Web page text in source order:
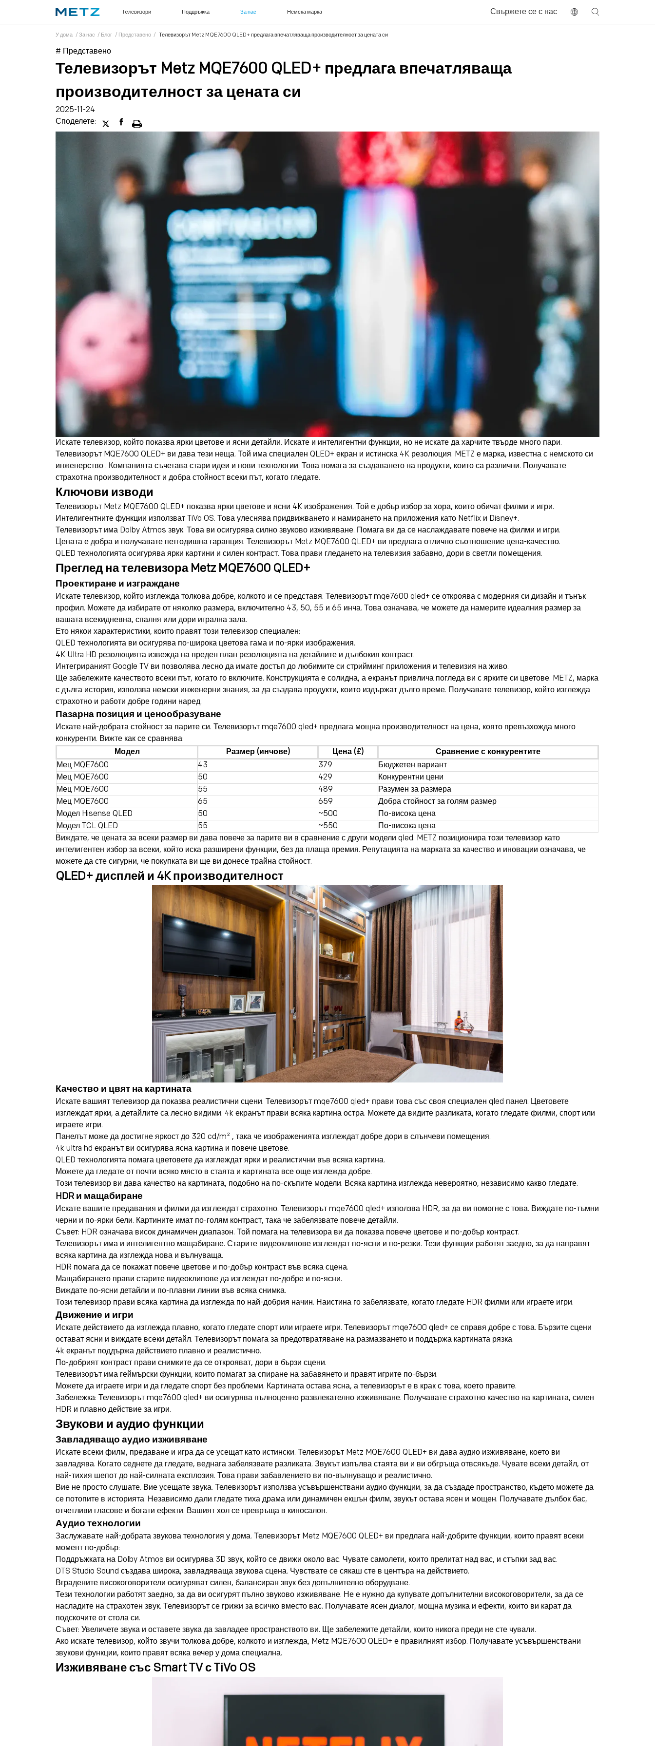
Teлевизори Поддръжка За нас Немска марка Свържете се с нас
У дома / За нас / Блог / Представено / Телевизорът Metz MQE7600 QLED+ предлага впечатляваща производителност за цената си
# Представено
Телевизорът Metz MQE7600 QLED+ предлага впечатляваща
производителност за цената си
2025-11-24
Споделете:
Искате телевизор, който показва ярки цветове и ясни детайли. Искате и интелигентни функции, но не искате да харчите твърде много пари.
Телевизорът MQE7600 QLED+ ви дава тези неща. Той има специален QLED+ екран и истинска 4K резолюция. METZ е марка, известна с немското си
инженерство . Компанията съчетава стари идеи и нови технологии. Това помага за създаването на продукти, които са различни. Получавате
страхотна производителност и добра стойност всеки път, когато гледате.
Ключови изводи
Телевизорът Metz MQE7600 QLED+ показва ярки цветове и ясни 4K изображения. Той е добър избор за хора, които обичат филми и игри.
Интелигентните функции използват TiVo OS. Това улеснява придвижването и намирането на приложения като Netflix и Disney+.
Телевизорът има Dolby Atmos звук. Това ви осигурява силно звуково изживяване. Помага ви да се наслаждавате повече на филми и игри.
Цената е добра и получавате петгодишна гаранция. Телевизорът Metz MQE7600 QLED+ ви предлага отлично съотношение цена-качество.
QLED технологията осигурява ярки картини и силен контраст. Това прави гледането на телевизия забавно, дори в светли помещения.
Преглед на телевизора Metz MQE7600 QLED+
Проектиране и изграждане
Искате телевизор, който изглежда толкова добре, колкото и се представя. Телевизорът mqe7600 qled+ се откроява с модерния си дизайн и тънък
профил. Можете да избирате от няколко размера, включително 43, 50, 55 и 65 инча. Това означава, че можете да намерите идеалния размер за
вашата всекидневна, спалня или дори игрална зала.
Ето някои характеристики, които правят този телевизор специален:
QLED технологията ви осигурява по-широка цветова гама и по-ярки изображения.
4K Ultra HD резолюцията извежда на преден план резолюцията на детайлите и дълбокия контраст.
Интегрираният Google TV ви позволява лесно да имате достъп до любимите си стрийминг приложения и телевизия на живо.
Ще забележите качеството всеки път, когато го включите. Конструкцията е солидна, а екранът привлича погледа ви с ярките си цветове. METZ, марка
с дълга история, използва немски инженерни знания, за да създава продукти, които издържат дълго време. Получавате телевизор, който изглежда
страхотно и работи добре години наред.
Пазарна позиция и ценообразуване
Искате най-добрата стойност за парите си. Телевизорът mqe7600 qled+ предлага мощна производителност на цена, която превъзхожда много
конкуренти. Вижте как се сравнява:
Модел
Размер (инчове) Цена (£)
Сравнение с конкурентите
Мец MQE7600
43 379
Бюджетен вариант
Мец MQE7600
50 429
Конкурентни цени
Мец MQE7600
55 489
Разумен за размера
Мец MQE7600
65 659
Добра стойност за голям размер
Модел Hisense QLED
50 ~500
По-висока цена
Модел TCL QLED
55 ~550
По-висока цена
Виждате, че цената за всеки размер ви дава повече за парите ви в сравнение с други модели qled. METZ позиционира този телевизор като
интелигентен избор за всеки, който иска разширени функции, без да плаща премия. Репутацията на марката за качество и иновации означава, че
можете да сте сигурни, че покупката ви ще ви донесе трайна стойност.
QLED+ дисплей и 4K производителност
Качество и цвят на картината
Искате вашият телевизор да показва реалистични сцени. Телевизорът mqe7600 qled+ прави това със своя специален qled панел. Цветовете
изглеждат ярки, а детайлите са лесно видими. 4k екранът прави всяка картина остра. Можете да видите разликата, когато гледате филми, спорт или
играете игри.
Панелът може да достигне яркост до 320 cd/m² , така че изображенията изглеждат добре дори в слънчеви помещения.
4kultra hd екранът ви осигурява ясна картина и повече цветове.
QLED технологията помага цветовете да изглеждат ярки и реалистични във всяка картина.
Можете да гледате от почти всяко място в стаята и картината все още изглежда добре.
Този телевизор ви дава качество на картината, подобно на по-скъпите модели. Всяка картина изглежда невероятно, независимо какво гледате.
HDR и мащабиране
Искате вашите предавания и филми да изглеждат страхотно. Телевизорът mqe7600 qled+ използва HDR, за да ви помогне с това. Виждате по-тъмни
черни и по-ярки бели. Картините имат по-голям контраст, така че забелязвате повече детайли.
Съвет: HDR означава висок динамичен диапазон. Той помага на телевизора ви да показва повече цветове и по-добър контраст.
Телевизорът има и интелигентно мащабиране. Старите видеоклипове изглеждат по-ясни и по-резки. Тези функции работят заедно, за да направят
всяка картина да изглежда нова и вълнуваща.
HDR помага да се покажат повече цветове и по-добър контраст във всяка сцена.
Мащабирането прави старите видеоклипове да изглеждат по-добре и по-ясни.
Виждате по-ясни детайли и по-плавни линии във всяка снимка.
Този телевизор прави всяка картина да изглежда по най-добрия начин. Наистина го забелязвате, когато гледате HDR филми или играете игри.
Движение и игри
Искате действието да изглежда плавно, когато гледате спорт или играете игри. Телевизорът mqe7600 qled+ се справя добре с това. Бързите сцени
остават ясни и виждате всеки детайл. Телевизорът помага за предотвратяване на размазването и поддържа картината рязка.
4k екранът поддържа действието плавно и реалистично.
По-добрият контраст прави снимките да се открояват, дори в бързи сцени.
Телевизорът има геймърски функции, които помагат за спиране на забавянето и правят игрите по-бързи.
Можете да играете игри и да гледате спорт без проблеми. Картината остава ясна, а телевизорът е в крак с това, което правите.
Забележка: Телевизорът mqe7600 qled+ ви осигурява пълноценно развлекателно изживяване. Получавате страхотно качество на картината, силен
HDR и плавно действие за игри.
Звукови и аудио функции
Завладяващо аудио изживяване
Искате всеки филм, предаване и игра да се усещат като истински. Телевизорът Metz MQE7600 QLED+ ви дава аудио изживяване, което ви
завладява. Когато седнете да гледате, веднага забелязвате разликата. Звукът изпълва стаята ви и ви обгръща отвсякъде. Чувате всеки детайл, от
най-тихия шепот до най-силната експлозия. Това прави забавлението ви по-вълнуващо и реалистично.
Вие не просто слушате. Вие усещате звука. Телевизорът използва усъвършенствани аудио функции, за да създаде пространство, където можете да
се потопите в историята. Независимо дали гледате тиха драма или динамичен екшън филм, звукът остава ясен и мощен. Получавате дълбок бас,
отчетливи гласове и богати ефекти. Вашият хол се превръща в киносалон.
Аудио технологии
Заслужавате най-добрата звукова технология у дома. Телевизорът Metz MQE7600 QLED+ ви предлага най-добрите функции, които правят всеки
момент по-добър:
Поддръжката на Dolby Atmos ви осигурява 3D звук, който се движи около вас. Чувате самолети, които прелитат над вас, и стъпки зад вас.
DTS Studio Sound създава широка, завладяваща звукова сцена. Чувствате се сякаш сте в центъра на действието.
Вградените високоговорители осигуряват силен, балансиран звук без допълнително оборудване.
Тези технологии работят заедно, за да ви осигурят пълно звуково изживяване. Не е нужно да купувате допълнителни високоговорители, за да се
насладите на страхотен звук. Телевизорът се грижи за всичко вместо вас. Получавате ясен диалог, мощна музика и ефекти, които ви карат да
подскочите от стола си.
Съвет: Увеличете звука и оставете звука да завладее пространството ви. Ще забележите детайли, които никога преди не сте чували.
Ако искате телевизор, който звучи толкова добре, колкото и изглежда, Metz MQE7600 QLED+ е правилният избор. Получавате усъвършенствани
звукови функции, които правят всяка вечер у дома специална.
Изживяване със Smart TV с TiVo OS